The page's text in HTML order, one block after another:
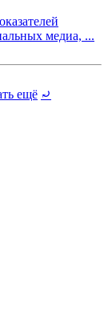
медиа, ...
ещё ⤾